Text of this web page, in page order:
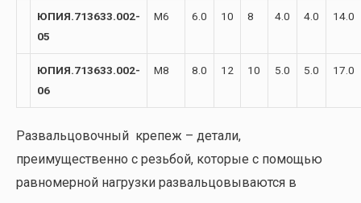
ЮПИЯ.713633.002-
05
М6 6.0 10 8 4.0 4.0 14.0
ЮПИЯ.713633.002-
06
М8 8.0 12 10 5.0 5.0 17.0
Развальцовочный крепеж – детали,
преимущественно с резьбой, которые с помощью
равномерной нагрузки развальцовываются в